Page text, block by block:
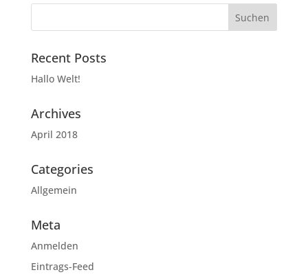
Recent Posts
Hallo Welt!
Archives
April 2018
Categories
Allgemein
Meta
Anmelden
Eintrags-Feed